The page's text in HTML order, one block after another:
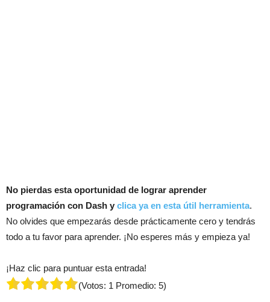
No pierdas esta oportunidad de lograr aprender
programación con Dash y clica ya en esta útil herramienta.
No olvides que empezarás desde prácticamente cero y tendrás
todo a tu favor para aprender. ¡No esperes más y empieza ya!
¡Haz clic para puntuar esta entrada!
(Votos: 1 Promedio: 5)